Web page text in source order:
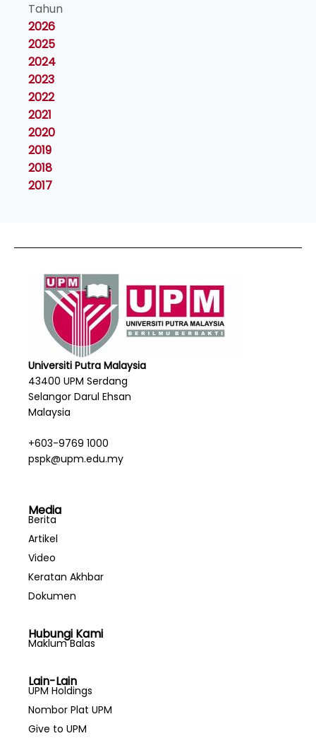
Tahun
2026
2025
2024
2023
2022
2021
2020
2019
2018
2017
Universiti Putra Malaysia
43400 UPM Serdang
Selangor Darul Ehsan
Malaysia
+603-9769 1000
pspk@upm.edu.my
Media
Berita
Artikel
Video
Keratan Akhbar
Dokumen
Hubungi Kami
Maklum Balas
Lain-Lain
UPM Holdings
Nombor Plat UPM
Give to UPM